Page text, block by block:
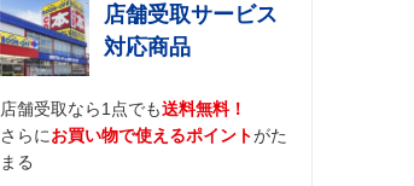
店舗受取サービス
対応商品
店舗受取なら1点でも送料無料！
さらにお買い物で使えるポイントがた
まる